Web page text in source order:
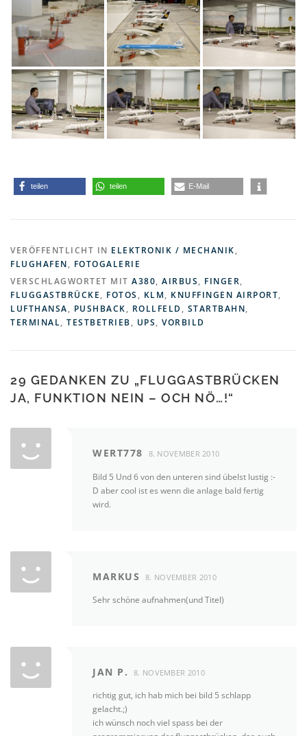
teilen teilen E-Mail
VERÖFFENTLICHT IN ELEKTRONIK / MECHANIK,
FLUGHAFEN, FOTOGALERIE
VERSCHLAGWORTET MIT A380, AIRBUS, FINGER,
FLUGGASTBRÜCKE, FOTOS, KLM, KNUFFINGEN AIRPORT,
LUFTHANSA, PUSHBACK, ROLLFELD, STARTBAHN,
TERMINAL, TESTBETRIEB, UPS, VORBILD
29 GEDANKEN ZU „FLUGGASTBRÜCKEN
JA, FUNKTION NEIN – OCH NÖ…!“
WERT778 8. NOVEMBER 2010
Bild 5 Und 6 von den unteren sind übelst lustig :-
D aber cool ist es wenn die anlage bald fertig
wird.
MARKUS 8. NOVEMBER 2010
Sehr schöne aufnahmen(und Titel)
JAN P. 8. NOVEMBER 2010
richtig gut, ich hab mich bei bild 5 schlapp
gelacht.;)
ich wünsch noch viel spass bei der